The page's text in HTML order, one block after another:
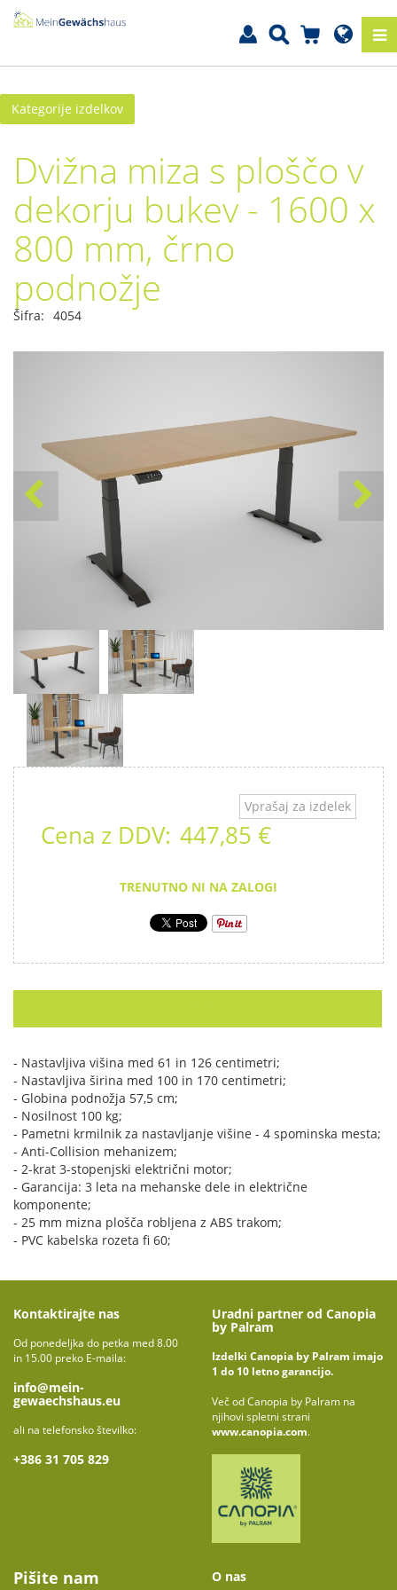
Kategorije izdelkov
Dvižna miza s ploščo v
dekorju bukev - 1600 x
800 mm, črno
podnožje
Šifra: 4054
Vprašaj za izdelek
Cena z DDV: 447,85 €
TRENUTNO NI NA ZALOGI
- Nastavljiva višina med 61 in 126 centimetri;
- Nastavljiva širina med 100 in 170 centimetri;
- Globina podnožja 57,5 cm;
- Nosilnost 100 kg;
- Pametni krmilnik za nastavljanje višine - 4 spominska mesta;
- Anti-Collision mehanizem;
- 2-krat 3-stopenjski električni motor;
- Garancija: 3 leta na mehanske dele in električne
komponente;
- 25 mm mizna plošča robljena z ABS trakom;
- PVC kabelska rozeta fi 60;
Kontaktirajte nas
Od ponedeljka do petka med 8.00
in 15.00 preko E-maila:
info@mein-
gewaechshaus.eu
ali na telefonsko številko:
+386 31 705 829
Uradni partner od Canopia
by Palram
Izdelki Canopia by Palram imajo
1 do 10 letno garancijo.
Več od Canopia by Palram na
njihovi spletni strani
www.canopia.com.
Pišite nam O nas